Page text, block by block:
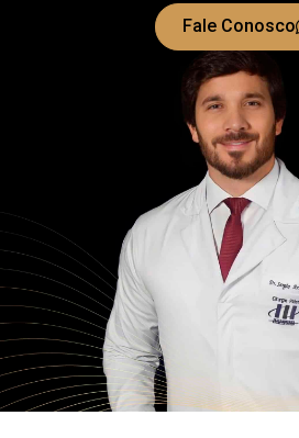
Fale Conosco